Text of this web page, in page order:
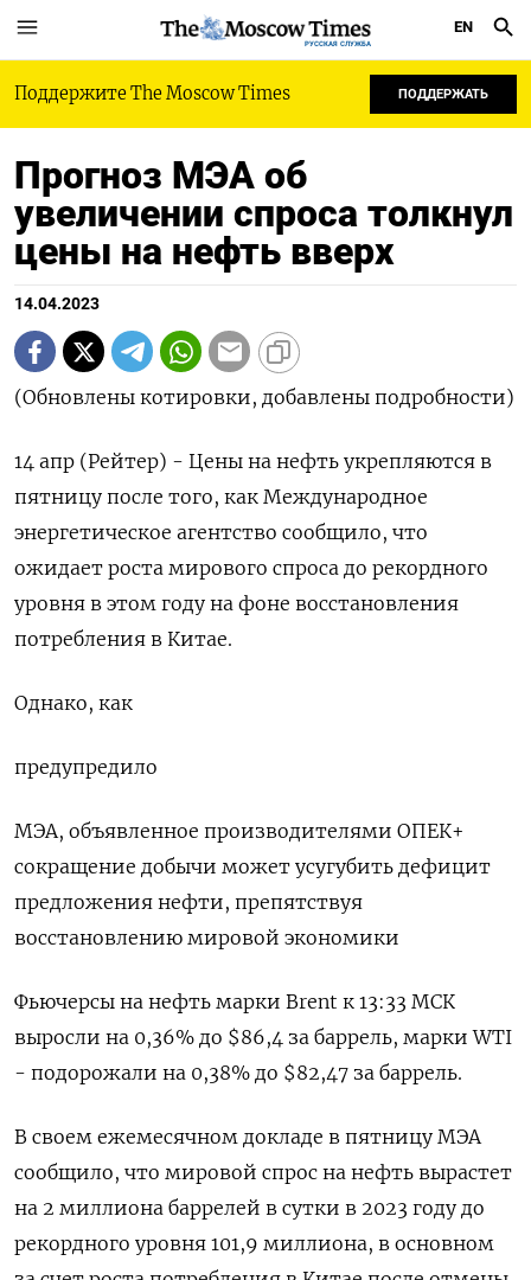
РУССКАЯ СЛУЖБА
EN
Поддержите The Moscow Times ПОДДЕРЖАТЬ
Прогноз МЭА об
увеличении спроса толкнул
цены на нефть вверх
14.04.2023
(Обновлены котировки, добавлены подробности)
14 апр (Рейтер) - Цены на нефть укрепляются в
пятницу после того, как Международное
энергетическое агентство сообщило, что
ожидает роста мирового спроса до рекордного
уровня в этом году на фоне восстановления
потребления в Китае.
Однако, как
предупредило
МЭА, объявленное производителями ОПЕК+
сокращение добычи может усугубить дефицит
предложения нефти, препятствуя
восстановлению мировой экономики
Фьючерсы на нефть марки Brent к 13:33 МСК
выросли на 0,36% до $86,4 за баррель, марки WTI
- подорожали на 0,38% до $82,47 за баррель.
В своем ежемесячном докладе в пятницу МЭА
сообщило, что мировой спрос на нефть вырастет
на 2 миллиона баррелей в сутки в 2023 году до
рекордного уровня 101,9 миллиона, в основном